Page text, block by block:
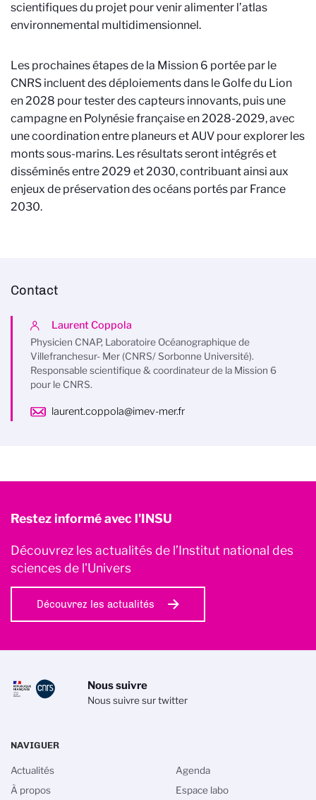
scientifiques du projet pour venir alimenter l’atlas
environnemental multidimensionnel.
Les prochaines étapes de la Mission 6 portée par le
CNRS incluent des déploiements dans le Golfe du Lion
en 2028 pour tester des capteurs innovants, puis une
campagne en Polynésie française en 2028-2029, avec
une coordination entre planeurs et AUV pour explorer les
monts sous-marins. Les résultats seront intégrés et
disséminés entre 2029 et 2030, contribuant ainsi aux
enjeux de préservation des océans portés par France
2030.
Contact
Laurent Coppola
Physicien CNAP, Laboratoire Océanographique de
Villefranchesur- Mer (CNRS/ Sorbonne Université).
Responsable scientifique & coordinateur de la Mission 6
pour le CNRS.
laurent.coppola@imev-mer.fr
Restez informé avec l'INSU
Découvrez les actualités de l’Institut national des
sciences de l'Univers
Découvrez les actualités
Nous suivre
Nous suivre sur twitter
NAVIGUER
Actualités
À propos
Agenda
Espace labo